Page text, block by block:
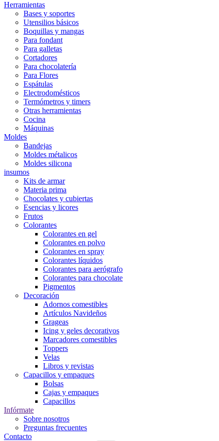
Herramientas
Bases y soportes
Utensilios básicos
Boquillas y mangas
Para fondant
Para galletas
Cortadores
Para chocolatería
Para Flores
Espátulas
Electrodomésticos
Termómetros y timers
Otras herramientas
Cocina
Máquinas
Moldes
Bandejas
Moldes métalicos
Moldes silicona
insumos
Kits de armar
Materia prima
Chocolates y cubiertas
Esencias y licores
Frutos
Colorantes
Colorantes en gel
Colorantes en polvo
Colorantes en spray
Colorantes líquidos
Colorantes para aerógrafo
Colorantes para chocolate
Pigmentos
Decoración
Adornos comestibles
Artículos Navideños
Grageas
Icing y geles decorativos
Marcadores comestibles
Toppers
Velas
Libros y revistas
Capacillos y empaques
Bolsas
Cajas y empaques
Capacillos
Infórmate
Sobre nosotros
Preguntas frecuentes
Contacto